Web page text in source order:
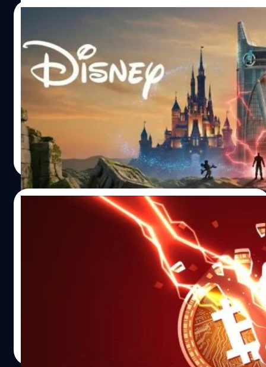
ไอคอนนี้ก็จะมีเมนู Page tools เลื่อนขึ้นมาพร้อม 2 ตัวเลือก
นั่นคือ Search screen (ค้นหาบนหน้าจอแบบเดิม) และ “Ask
Gemini” ฟีเจอร์นี้ทำอะไรได้บ้าง ? เมื่อกดใช้งาน Ask Gemini
ตัวแอปฯ จะแสดงหน้าต่างซ้อนขึ้นมาเหนือหน้าเว็บ ดีไซน์
คล้ายกับบน Android พร้อมแชร์ URL หน้าที่เราเปิดอยู่ให้ AI
ทันที…
Disney ทุ่ม 1,000 ล้านเหรียญสหรัฐฯ ลงทุน
OpenAI เปิดทางนำตัวละครดังมาสร้างวิดีโอ
AI ผ่าน Sora
ปัญหายุ่งเหยิงที่เกิดขึ้นกับการเจนภาพ/วิดีโอด้วย AI แล้วติด
ลิขสิทธิ์อาจจะเริ่มหมดไปแล้ว เพราะตอนนี้ Disney ตัดสินใจ
ทุ่ม 1,000 ล้านเหรียญสหรัฐฯ (ประมาณ 34,000 ล้านบาท)
ให้กับ OpenAI ปล่อยคาแรกเตอร์ลิขสิทธิ์ในคลังของ Disney
ไม่ว่าจะเป็น Marvel, Pixar และอื่น ๆ มากมายให้ใช้ในการ
สร้างสรรค์ผลงานได้แบบไม่ติดลิขสิทธิ์ เริ่มใช้ได้ต้นปีหน้า ตัว
ละครไหนที่สามารถนำไปเจน (กับ OpenAI) ได้บ้าง ?
อาณาจักรของ Disney มีหลายตัวละครมาก ๆ ที่เราคุ้นตากัน
มาแต่ไหนแต่ไร และมันไม่ใช่แค่เหล่าเจ้าหญิง นางฟ้า หรือหนู
มิกกี้แค่นั้นแน่ ๆ แต่ยังรวมไปถึงตัวละครจาก Star Wars, คา
แรกเตอร์แสนซนสุดน่ารักจาก Pixar, แฟรนไชส์เหล่าฮีโรใน
Marvel ทั้งหมดนี้เขาไฟเขียวให้ Sora และ ChatGPT Images
เอาไปเจนได้แบบฉ่ำ ๆ แม้ว่าจะไฟเขียวคาแรกเตอร์มากมาย
กานต์สิรี บัววิชัยศิลป์ | 238 days ago
Read More
โด ควอน ผู้อยู่เบื้องหลังวิกฤตตลาดคริปโทฯ
มูลค่า 40,000 ล้านเหรียญสหรัฐฯ ถูกตัดสินจำ
วันที่ 11 ธันวาคม 2025 ที่ผ่านมา นาย โด ควอน (Do Kwon)
นักธุรกิจชาวเกาหลีใต้ผู้ทรงอิทธิพลในวงการคริปโทฯ อายุ 34
ปี ซึ่งเป็นผู้ร่วมก่อตั้ง Terraform Labs และออกแบบสกุลเงิน
ดิจิทัล Luna และ TerraUSD ถูกศาลสหรัฐฯ พิพากษาจำคุก
เป็นเวลา 15 ปี โดยก่อนหน้านี้นายควอนได้ออกแบบสกุลเงิน
ดิจิทัลขึ้นมา ได้แก่ TerraUSD และ Luna หลังจากนั้นก็ได้
โกหกเกี่ยวกับความเสถียรของสกุลเงินดิจิทัลของเขา และ